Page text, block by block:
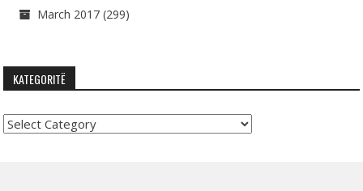
March 2017 (299)
KATEGORITË
Kategoritë